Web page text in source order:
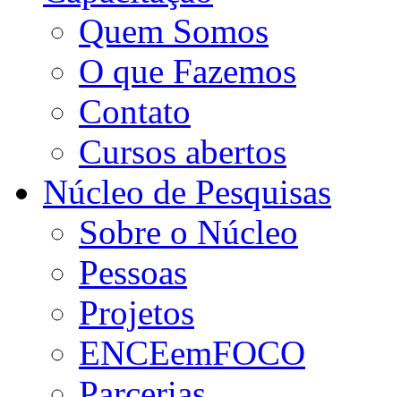
Quem Somos
O que Fazemos
Contato
Cursos abertos
Núcleo de Pesquisas
Sobre o Núcleo
Pessoas
Projetos
ENCEemFOCO